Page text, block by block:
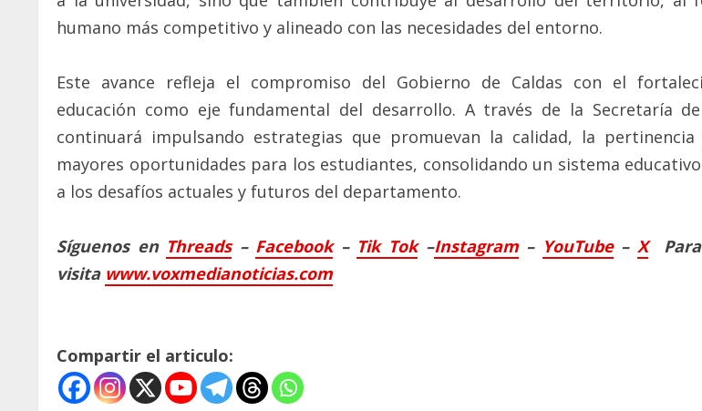
humano más competitivo y alineado con las necesidades del entorno.
Este avance refleja el compromiso del Gobierno de Caldas con el
educación como eje fundamental del desarrollo. A través de la Secretaría
continuará impulsando estrategias que promuevan la calidad, la
mayores oportunidades para los estudiantes, consolidando un sistema
a los desafíos actuales y futuros del departamento.
Síguenos en Threads– Facebook– Tik Tok–Instagram– YouTube– XPara
visita www.voxmedianoticias.com
Compartir el articulo: